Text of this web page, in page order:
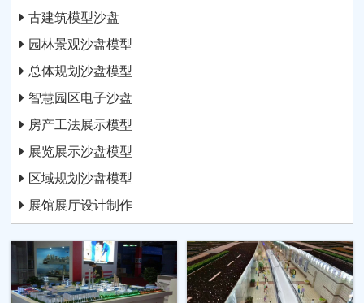
古建筑模型沙盘
园林景观沙盘模型
总体规划沙盘模型
智慧园区电子沙盘
房产工法展示模型
展览展示沙盘模型
区域规划沙盘模型
展馆展厅设计制作